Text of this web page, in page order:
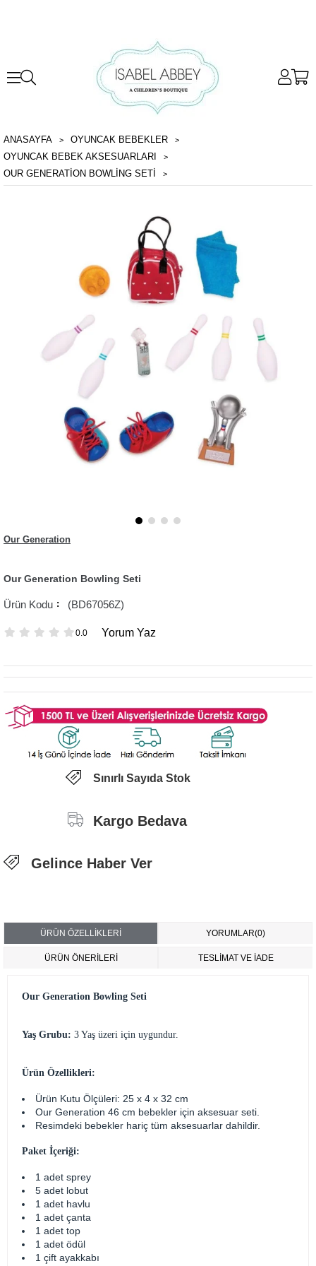
ANASAYFA
OYUNCAK BEBEKLER
OYUNCAK BEBEK AKSESUARLARI
OUR GENERATION BOWLING SETI
Our Generation
Our Generation Bowling Seti
(BD67056Z)
0.0 Yorum Yaz
Sınırlı Sayıda Stok
Kargo Bedava
Gelince Haber Ver
ÜRÜN ÖZELLIKLERI YORUMLAR(0)
ÜRÜN ÖNERILERI TESLİMAT VE İADE
Our Generation Bowling Seti
Yaş Grubu: 3 Yaş üzeri için uygundur.
Ürün Özellikleri:
Ürün Kutu Ölçüleri: 25 x 4 x 32 cm
Our Generation 46 cm bebekler için aksesuar seti.
Resimdeki bebekler hariç tüm aksesuarlar dahildir.
Paket İçeriği:
1 adet sprey
5 adet lobut
1 adet havlu
1 adet çanta
1 adet top
1 adet ödül
1 çift ayakkabı